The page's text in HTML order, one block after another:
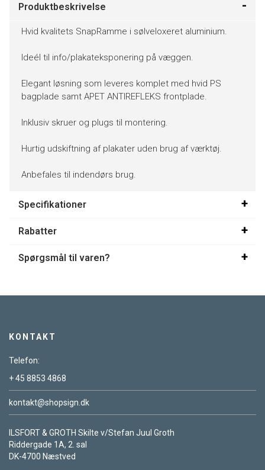
Produktbeskrivelse
Hvid kvalitets SnapRamme i sølveloxeret aluminium.
Ideél til info/plakateksponering på væggen.
Elegant løsning som leveres komplet med hvid PS
bagplade samt APET ANTIREFLEKS frontplade.
Inklusiv skruer og plugs til montering.
Hurtig udskiftning af plakater uden brug af værktøj.
Anbefales til indendørs brug.
Specifikationer
Rabatter
Spørgsmål til varen?
KONTAKT
Telefon:
+ 45 8853 4868
kontakt@shopsign.dk
ILSFORT & GROTH Skilte v/Stefan Juul Groth
Riddergade 1A, 2. sal
DK-4700 Næstved